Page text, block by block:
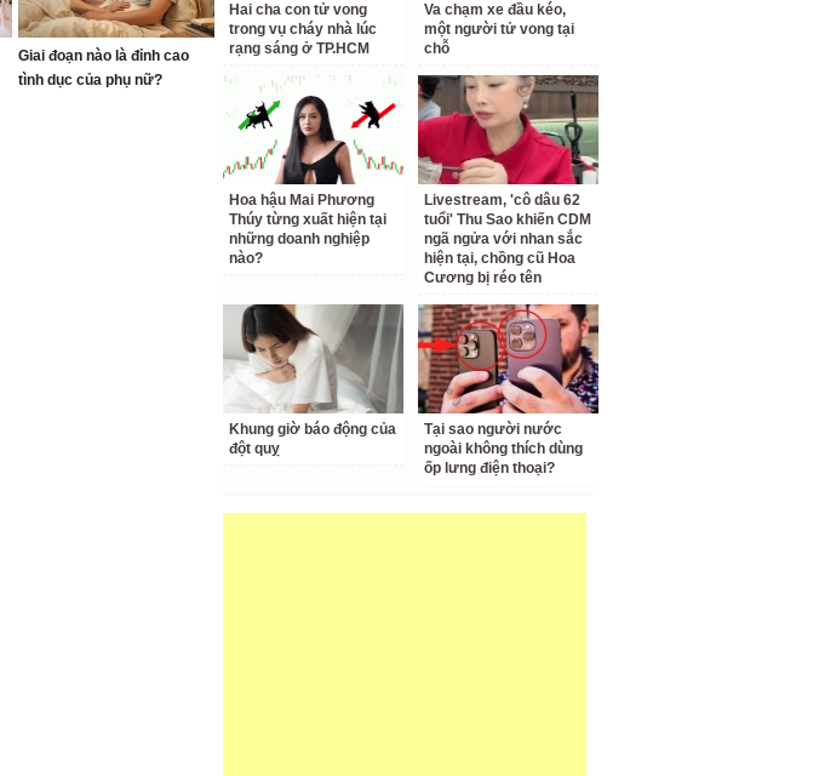
Giai đoạn nào là đỉnh cao
tình dục của phụ nữ?
Hai cha con tử vong
trong vụ cháy nhà lúc
rạng sáng ở TP.HCM
Va chạm xe đầu kéo,
một người tử vong tại
chỗ
Hoa hậu Mai Phương
Thúy từng xuất hiện tại
những doanh nghiệp
nào?
Livestream, 'cô dâu 62
tuổi' Thu Sao khiến CDM
ngã ngửa với nhan sắc
hiện tại, chồng cũ Hoa
Cương bị réo tên
Khung giờ báo động của
đột quỵ
Tại sao người nước
ngoài không thích dùng
ốp lưng điện thoại?